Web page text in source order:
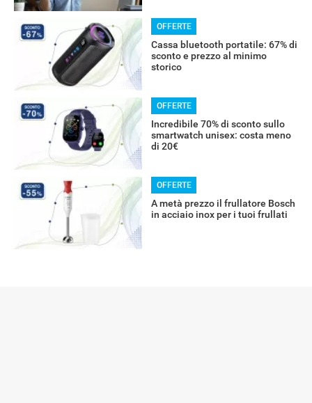
OFFERTE
Cassa bluetooth portatile: 67% di
sconto e prezzo al minimo
storico
OFFERTE
Incredibile 70% di sconto sullo
smartwatch unisex: costa meno
di 20€
OFFERTE
A metà prezzo il frullatore Bosch
in acciaio inox per i tuoi frullati